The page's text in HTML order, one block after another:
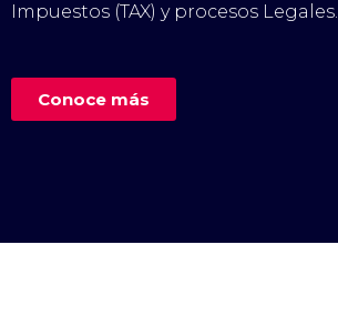
Impuestos (TAX) y procesos Legales.
Conoce más